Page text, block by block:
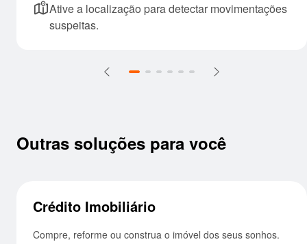
Ative a localização para detectar
movimentações suspeitas.
Outras soluções para você
Crédito Imobiliário
Compre, reforme ou construa o imóvel dos seus